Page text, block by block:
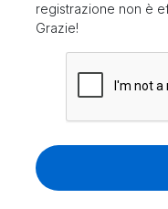
registrazione non è
Grazie!